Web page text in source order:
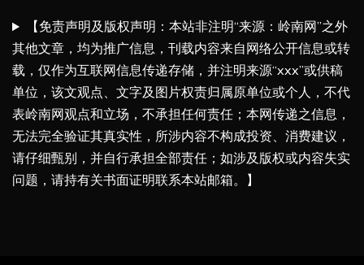
【免责声明及版权声明：本站非注明“来源：岭南网”之外
其他文章，均为推广信息，刊载内容来自网络公开信息或转
载，仅作为互联网信息传递存储，并注明来源“xxx”或供稿
单位，该文观点、文字及图片权责归属原单位或个人，不代
表岭南网观点和立场，不承担任何责任；本网传递之信息，
无法完全验证其真实性，所涉内容不构成投资、消费建议，
请仔细甄别，并自行承担全部责任；如涉及版权或内容失实
问题，请持有关书面证明联系本站邮箱。】